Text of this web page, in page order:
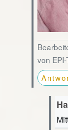
von EPI-